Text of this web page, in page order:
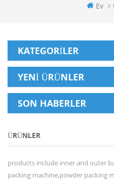
Ev
KATEGORILER
YENI ÜRÜNLER
SON HABERLER
ÜRÜNLER
products include inner and outer
packing machine,powder packing